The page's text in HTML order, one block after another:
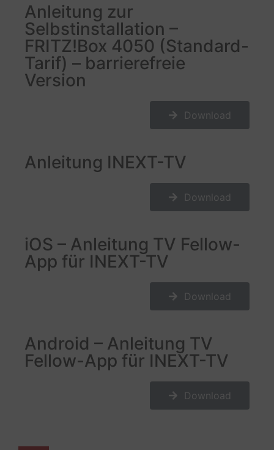
Anleitung zur
Selbstinstallation –
FRITZ!Box 4050 (Standard-
Tarif) – barrierefreie
Version
Download
Anleitung INEXT-TV
Download
iOS – Anleitung TV Fellow-
App für INEXT-TV
Download
Android – Anleitung TV
Fellow-App für INEXT-TV
Download